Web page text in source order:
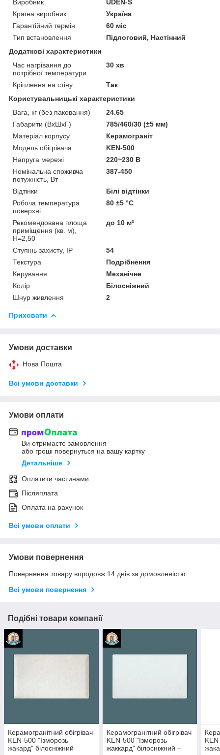
Виробник
UDEN-S
Країна виробник
Україна
Гарантійний термін
60 міс
Тип встановлення
Підлоговий, Настінний
Додаткові характеристики
Час нагрівання до
потрібної температури
30 хв
Кріплення на стіну
Так
Користувальницькі характеристики
Вага, кг (без паковання)
24.65
Габарити (ВхШхГ)
785/460/30 (±5 мм)
Матеріал корпусу
Керамограніт
Модель обігрівача
KEN-500
Напруга мережі
220~230 В
Номінальна споживча
потужність, Вт
387-450
Відтінки
Білі відтінки
Робоча температура
поверхні
80 ±5 °С
Рекомендована площа
приміщення (кв. м),
H=2,50
до 10 м²
Ступінь захисту, IP
54
Текстура
Подрібнення
Керування
Механічне
Колір
Білосніжний
Шнур живлення
2
Приховати
Умови доставки
Нова Пошта
Всі умови доставки
Умови оплати
Ви отримаєте замовлення
або гроші повернуться на вашу картку
Детальніше
Оплатити частинами
Післяплата
Оплата на рахунок
Всі умови оплати
Умови повернення
Повернення товару впродовж 14 днів за домовленістю
Всі умови повернення
Подібні товари компанії
Керамогранітний обігрівач
KEN-500 "Ізморозь
жакард" білосніжний
Керамогранітний обігрівач
KEN-500 "Ізморозь
жаккард" білосніжний –